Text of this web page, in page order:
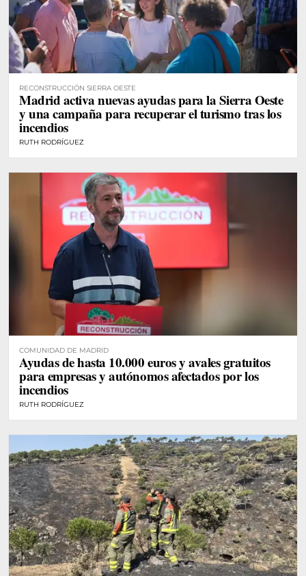
RECONSTRUCCIÓN SIERRA OESTE
Madrid activa nuevas ayudas para la Sierra Oeste
y una campaña para recuperar el turismo tras los
incendios
RUTH RODRÍGUEZ
COMUNIDAD DE MADRID
Ayudas de hasta 10.000 euros y avales gratuitos
para empresas y autónomos afectados por los
incendios
RUTH RODRÍGUEZ